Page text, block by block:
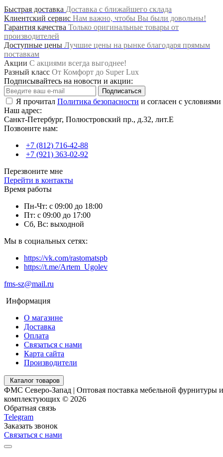
Быстрая доставка Доставка с ближайшего склада
Клиентский сервис Нам важно, чтобы Вы были довольны!
Гарантия качества Только оригинальные товары от
производителей
Доступные цены Лучшие цены на рынке благодаря прямым
поставкам
Акции С акциями всегда выгоднее!
Разный класс От Комфорт до Super Lux
Подписывайтесь на новости и акции:
Подписаться
Я прочитал Политика безопасности и согласен с условиями
Наш адрес:
Санкт-Петербург, Полюстровский пр., д.32, лит.Е
Позвоните нам:
+7 (812) 716-42-88
+7 (921) 363-02-92
Перезвоните мне
Перейти в контакты
Время работы
Пн-Чт: с 09:00 до 18:00
Пт: с 09:00 до 17:00
Сб, Вс: выходной
Мы в социальных сетях:
https://vk.com/rastomatspb
https://t.me/Artem_Ugolev
fms-sz@mail.ru
Информация
О магазине
Доставка
Оплата
Связаться с нами
Карта сайта
Производители
Каталог товаров
ФМС Северо-Запад | Оптовая поставка мебельной фурнитуры и
комплектующих © 2026
Обратная связь
Telegram
Заказать звонок
Связаться с нами